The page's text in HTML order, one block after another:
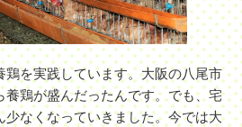
を実践しています。大阪の八尾市
鶏が盛んだったんです。でも、宅
なくなっていきました。今では大